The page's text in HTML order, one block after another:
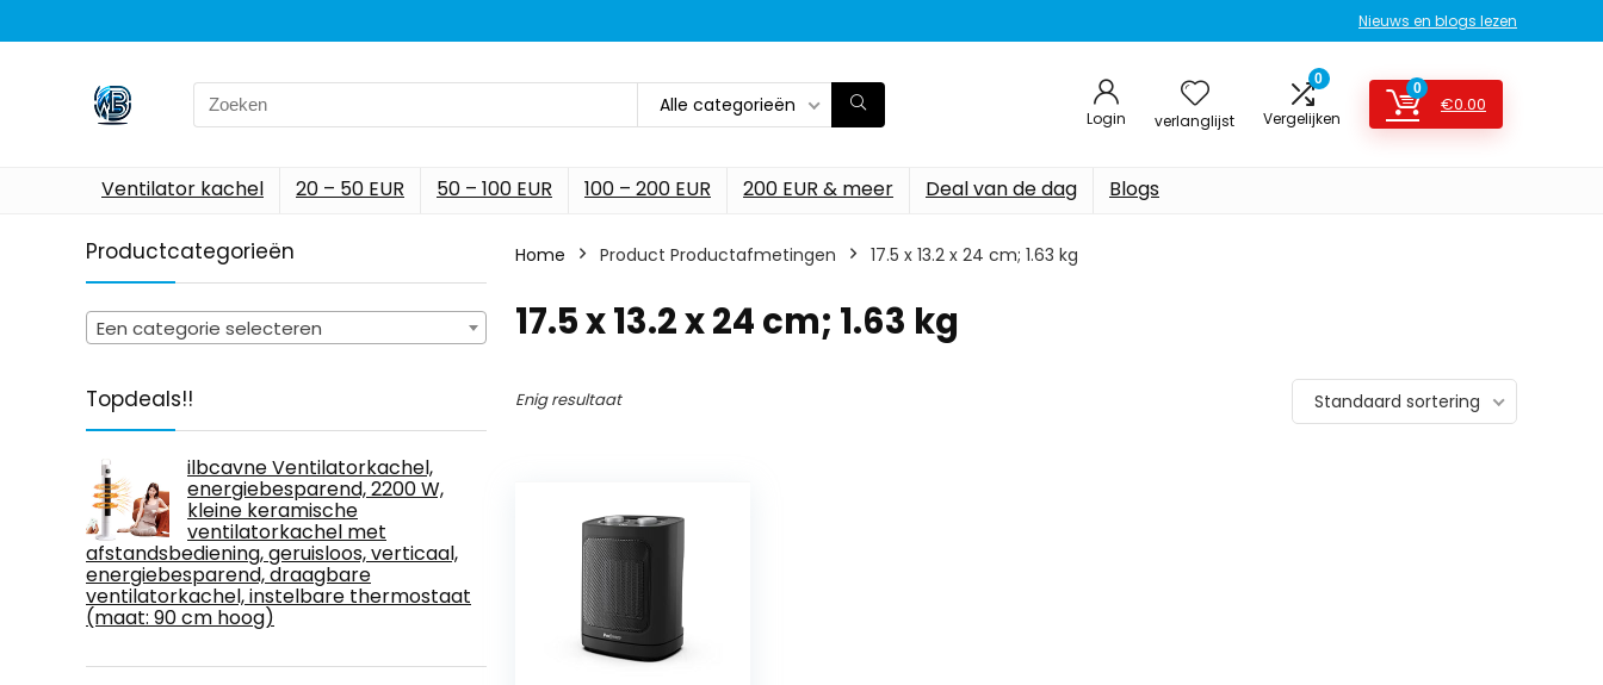
Nieuws en blogs lezen
Search
for:
Alle categorieën
Login verlanglijst
0
Vergelijken
0
€0.00
Ventilator kachel 20 – 50 EUR 50 – 100 EUR 100 – 200 EUR 200 EUR & meer Deal van de dag Blogs
Productcategorieën
Een categorie selecteren
Topdeals!!
ilbcavne Ventilatorkachel,
energiebesparend, 2200 W,
kleine keramische
ventilatorkachel met
afstandsbediening, geruisloos, verticaal,
energiebesparend, draagbare
ventilatorkachel, instelbare thermostaat
(maat: 90 cm hoog)
Home Product Productafmetingen ‎17.5 x 13.2 x 24 cm; 1.63 kg
‎17.5 x 13.2 x 24 cm; 1.63 kg
Enig resultaat Standaard sortering